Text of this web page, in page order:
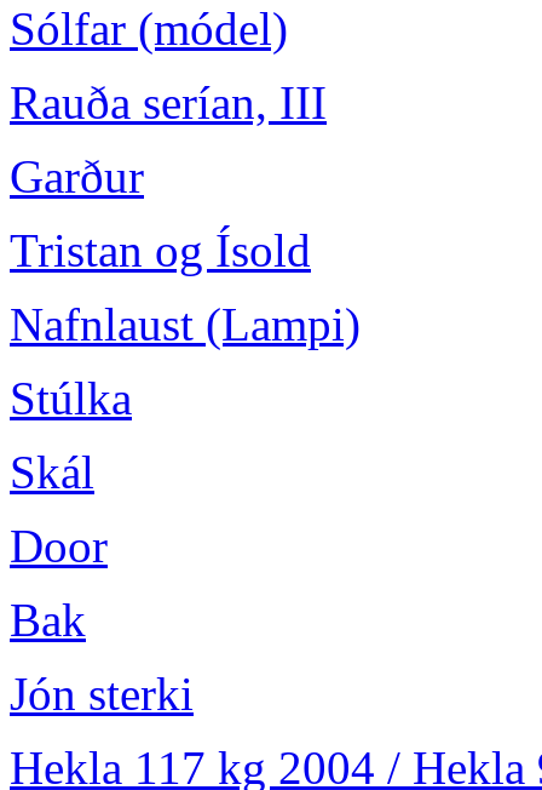
Sólfar (módel)
Rauða serían, III
Garður
Tristan og Ísold
Nafnlaust (Lampi)
Stúlka
Skál
Door
Bak
Jón sterki
Hekla 117 kg 2004 / Hekla